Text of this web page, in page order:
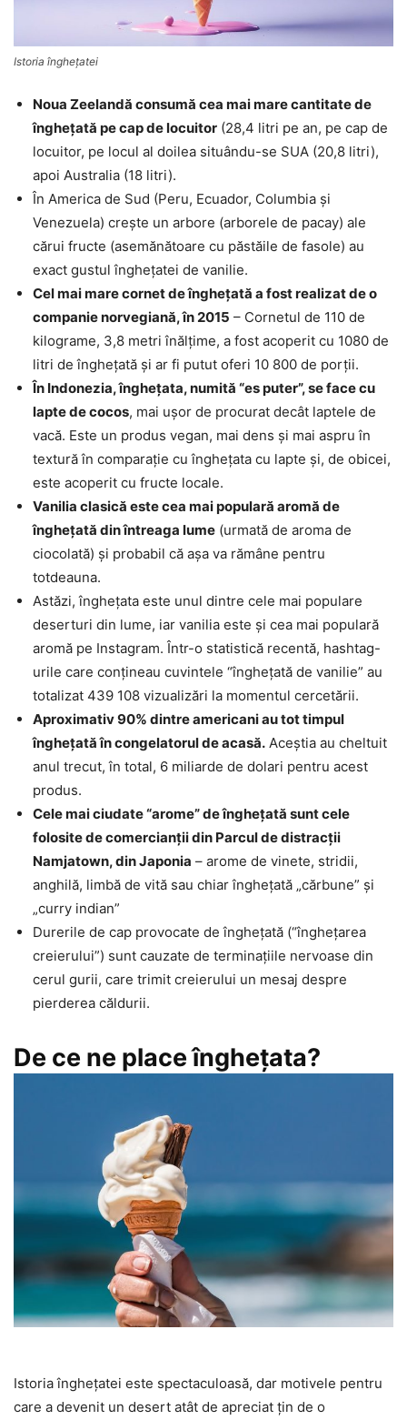
Istoria îngheţatei
Noua Zeelandă consumă cea mai mare cantitate de
înghețată pe cap de locuitor (28,4 litri pe an, pe cap de
locuitor, pe locul al doilea situându-se SUA (20,8 litri),
apoi Australia (18 litri).
În America de Sud (Peru, Ecuador, Columbia şi
Venezuela) creşte un arbore (arborele de pacay) ale
cărui fructe (asemănătoare cu păstăile de fasole) au
exact gustul îngheţatei de vanilie.
Cel mai mare cornet de îngheţată a fost realizat de o
companie norvegiană, în 2015 – Cornetul de 110 de
kilograme, 3,8 metri înălţime, a fost acoperit cu 1080 de
litri de înghețată și ar fi putut oferi 10 800 de porții.
În Indonezia, îngheţata, numită “es puter”, se face cu
lapte de cocos, mai uşor de procurat decât laptele de
vacă. Este un produs vegan, mai dens și mai aspru în
textură în comparație cu înghețata cu lapte și, de obicei,
este acoperit cu fructe locale.
Vanilia clasică este cea mai populară aromă de
înghețată din întreaga lume (urmată de aroma de
ciocolată) și probabil că aşa va rămâne pentru
totdeauna.
Astăzi, înghețata este unul dintre cele mai populare
deserturi din lume, iar vanilia este şi cea mai populară
aromă pe Instagram. Într-o statistică recentă, hashtag-
urile care conțineau cuvintele “înghețată de vanilie” au
totalizat 439 108 vizualizări la momentul cercetării.
Aproximativ 90% dintre americani au tot timpul
îngheţată în congelatorul de acasă. Aceştia au cheltuit
anul trecut, în total, 6 miliarde de dolari pentru acest
produs.
Cele mai ciudate “arome” de îngheţată sunt cele
folosite de comercianţii din Parcul de distracţii
Namjatown, din Japonia – arome de vinete, stridii,
anghilă, limbă de vită sau chiar înghețată „cărbune” și
„curry indian”
Durerile de cap provocate de înghețată (“înghețarea
creierului”) sunt cauzate de terminațiile nervoase din
cerul gurii, care trimit creierului un mesaj despre
pierderea căldurii.
De ce ne place îngheţata?
Istoria îngheţatei este spectaculoasă, dar motivele pentru
care a devenit un desert atât de apreciat ţin de o